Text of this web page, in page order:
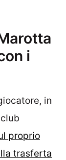
i
in
proprio
trasferta